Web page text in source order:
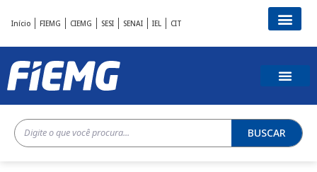
Início FIEMG CIEMG SESI SENAI IEL CIT
BUSCAR